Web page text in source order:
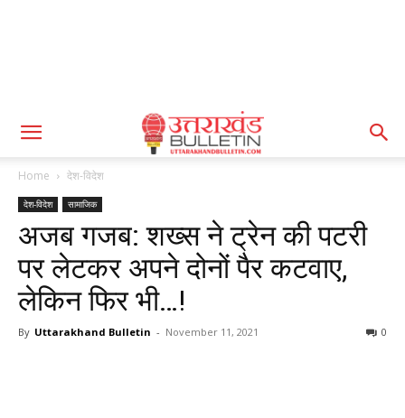
Home देश-विदेश
देश-विदेश सामाजिक
अजब गजब: शख्स ने ट्रेन की पटरी
पर लेटकर अपने दोनों पैर कटवाए,
लेकिन फिर भी…!
By Uttarakhand Bulletin - November 11, 2021 0